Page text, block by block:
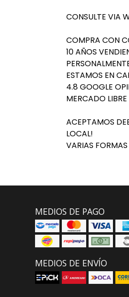
CONSULTE VIA
COMPRA CON
10 AÑOS
ESTAMOS EN
4.8 GOOGLE
MERCADO
ACEPTAMOS
LOCAL!
VARIAS
MEDIOS DE PAGO
MEDIOS DE ENVÍO